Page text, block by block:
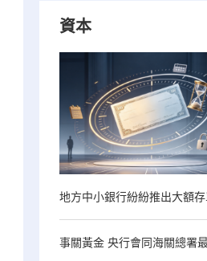
資本
地方中小銀行紛紛推出大額存
事關黃金 央行會同海關總署